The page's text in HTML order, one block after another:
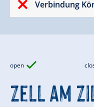
Verbindung
open
Zell am